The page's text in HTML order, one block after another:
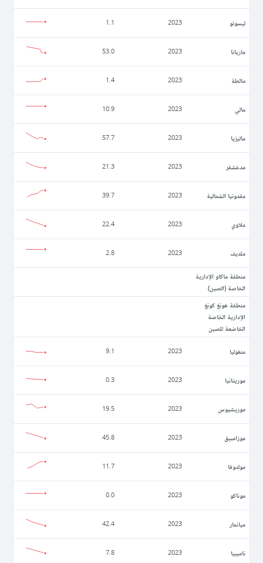
ليسوتو 2023
1.1
ماريانا 2023
53.0
مالطة 2023
1.4
مالي 2023
10.9
ماليزيا 2023
57.7
مدغشقر 2023
21.3
مقدونيا الشمالية 2023
39.7
ملاوي 2023
22.4
ملديف 2023
2.8
منطقة ماكاو الإدارية
الخاصة (الصين)
منطقة هونغ كونغ
الإدارية الخاصة
الخاضعة للصين
منغوليا 2023
9.1
موريتانيا 2023
0.3
موريشيوس 2023
19.5
موزامبيق 2023
45.8
مولدوفا 2023
11.7
موناكو 2023
0.0
ميانمار 2023
42.4
ناميبيا 2023
7.8